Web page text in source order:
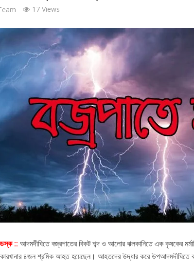
17 Views
:: আদমদীঘিতে বজ্রপাতের বিকট শব্দ ও আলোর ঝলকানিতে এক কৃষকের
কারখানার ৪জন শ্রমিক আহত হয়েছেন। আহতদের উদ্ধার করে